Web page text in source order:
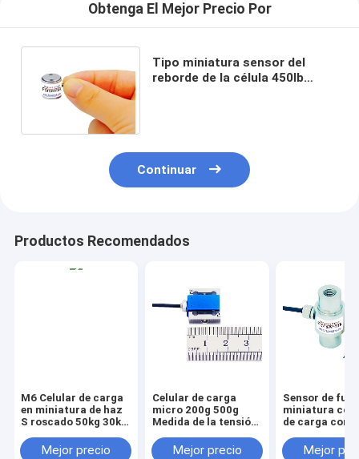
Obtenga El Mejor Precio Por
Tipo miniatura sensor del
reborde de la célula 450lb
Continuar
Productos Recomendados
M6 Celular de carga
en miniatura de haz
S roscado 50kg 30kg
Mejor precio
Celular de carga
micro 200g 500g
Medida de la tensión
compresión 2N 5N
Mejor precio
Sensor de
miniatura con
de carga con
Mejor